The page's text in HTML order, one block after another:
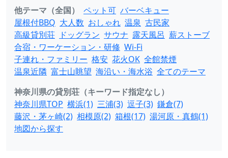
他テーマ（全国）
ペット可 バーベキュー
屋根付BBQ 大人数 おしゃれ 温泉 古民家
高級貸別荘 ドッグラン サウナ 露天風呂 薪ストーブ
合宿・ワーケーション・研修 Wi-Fi
子連れ・ファミリー 格安 花火OK 全館禁煙
温泉近隣 富士山眺望 海沿い・海水浴 全てのテーマ
神奈川県の貸別荘（キーワード指定なし）
神奈川県TOP 横浜(1) 三浦(3) 逗子(3) 鎌倉(7)
藤沢・茅ヶ崎(2) 相模原(2) 箱根(17) 湯河原・真鶴(1)
地図から探す